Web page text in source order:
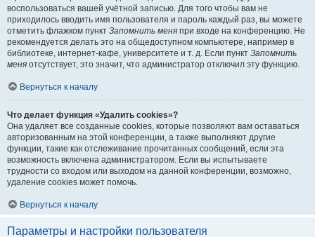
воспользоваться вашей учётной записью. Для того чтобы вам не
приходилось вводить имя пользователя и пароль каждый раз, вы можете
отметить флажком пункт Запомнить меня при входе на конференцию. Не
рекомендуется делать это на общедоступном компьютере, например в
библиотеке, интернет-кафе, университете и т. д. Если пункт Запомнить
меня отсутствует, это значит, что администратор отключил эту функцию.
Вернуться к началу
Что делает функция «Удалить cookies»?
Она удаляет все созданные cookies, которые позволяют вам оставаться
авторизованным на этой конференции, а также выполняют другие
функции, такие как отслеживание прочитанных сообщений, если эта
возможность включена администратором. Если вы испытываете
трудности со входом или выходом на данной конференции, возможно,
удаление cookies может помочь.
Вернуться к началу
Параметры и настройки пользователя